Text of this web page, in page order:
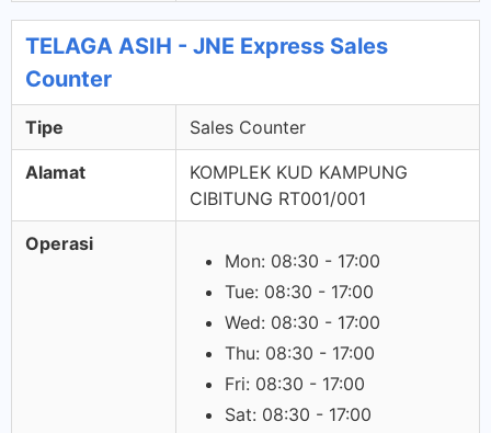
TELAGA ASIH - JNE Express Sales
Counter
Tipe Sales Counter
Alamat
KOMPLEK KUD KAMPUNG
CIBITUNG RT001/001
Operasi
Mon: 08:30 - 17:00
Tue: 08:30 - 17:00
Wed: 08:30 - 17:00
Thu: 08:30 - 17:00
Fri: 08:30 - 17:00
Sat: 08:30 - 17:00